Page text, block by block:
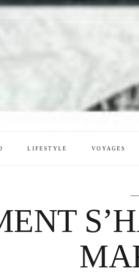
LIFESTYLE VOYAGES